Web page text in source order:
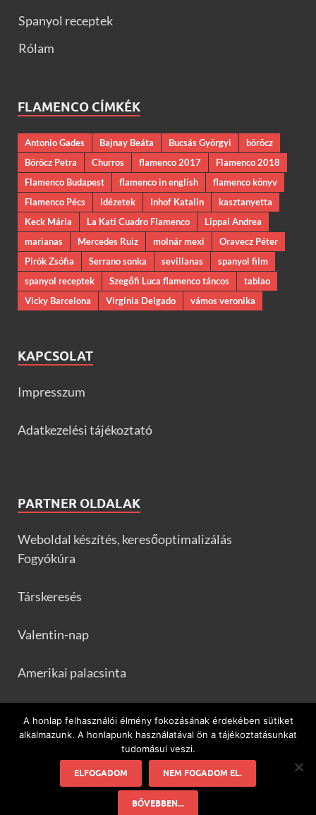
Spanyol receptek
Rólam
FLAMENCO CÍMKÉK
Antonio Gades Bajnay Beáta Bucsás Györgyi
böröcz
Böröcz Petra
Churros flamenco 2017
Flamenco 2018
Flamenco Budapest
flamenco in english
flamenco könyv
Flamenco Pécs
Idézetek Inhof Katalin
kasztanyetta
Keck Mária
La Kati Cuadro Flamenco
Lippai Andrea
marianas
Mercedes Ruiz molnár mexi
Oravecz Péter
Pirók Zsófia
Serrano sonka sevillanas
spanyol film
spanyol receptek
Szegőfi Luca flamenco táncos
tablao
Vicky Barcelona
Virginia Delgado vámos veronika
KAPCSOLAT
Impresszum
Adatkezelési tájékoztató
PARTNER OLDALAK
Weboldal készítés, keresőoptimalizálás
Fogyókúra
Társkeresés
Valentin-nap
Amerikai palacsinta
Minden ami flamenco és Spanyolország!
A honlap felhasználói élmény fokozásának érdekében sütiket
alkalmazunk. A honlapunk használatával ön a tájékoztatásunkat
tudomásul veszi.
ELFOGADOM NEM FOGADOM EL.
BŐVEBBEN...